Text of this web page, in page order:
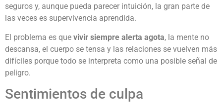
seguros y, aunque pueda parecer intuición, la gran parte de
las veces es supervivencia aprendida.
El problema es que vivir siempre alerta agota, la mente no
descansa, el cuerpo se tensa y las relaciones se vuelven más
difíciles porque todo se interpreta como una posible señal de
peligro.
Sentimientos de culpa